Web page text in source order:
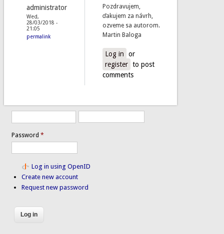
administrator
Wed,
28/03/2018 -
21:05
permalink
Pozdravujem,
ďakujem za návrh,
ozveme sa autorom.
Martin Baloga
Log in
or
register to post
comments
Password*
Log in using OpenID
Create new account
Request new password